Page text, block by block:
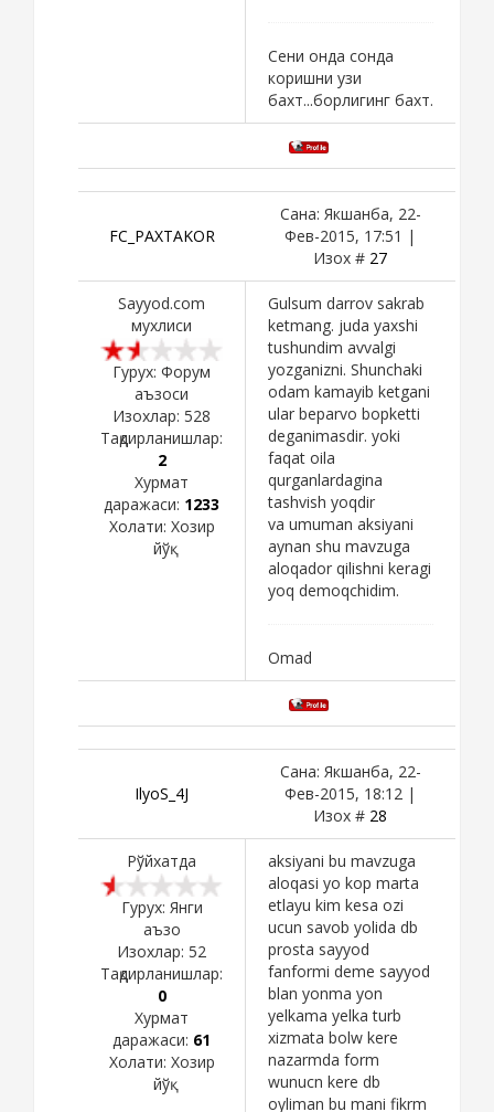
Сени онда сонда
коришни узи
бахт...борлигинг бахт.
FC_PAXTAKOR
Сана: Якшанба, 22-
Фев-2015, 17:51 |
Изох # 27
Sayyod.com
мухлиси
Гурух: Форум
аъзоси
Изохлар: 528
Тақдирланишлар:
2
Хурмат
даражаси: 1233
Холати: Хозир
йўқ
Gulsum darrov sakrab
ketmang. juda yaxshi
tushundim avvalgi
yozganizni. Shunchaki
odam kamayib ketgani
ular beparvo bopketti
deganimasdir. yoki
faqat oila
qurganlardagina
tashvish yoqdir
va umuman aksiyani
aynan shu mavzuga
aloqador qilishni keragi
yoq demoqchidim.
Omad
IlyoS_4J
Сана: Якшанба, 22-
Фев-2015, 18:12 |
Изох # 28
Рўйхатда
Гурух: Янги
аъзо
Изохлар: 52
Тақдирланишлар:
0
Хурмат
даражаси: 61
Холати: Хозир
йўқ
aksiyani bu mavzuga
aloqasi yo kop marta
etlayu kim kesa ozi
ucun savob yolida db
prosta sayyod
fanformi deme sayyod
blan yonma yon
yelkama yelka turb
xizmata bolw kere
nazarmda form
wunucn kere db
oyliman bu mani fikrm